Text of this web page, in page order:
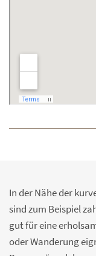
In der Nähe der
sind zum Beispiel
gut für eine
oder Wanderung